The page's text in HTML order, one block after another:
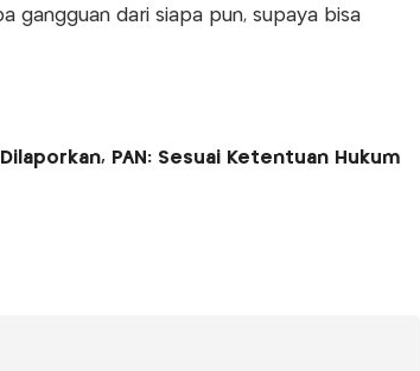
gangguan dari siapa pun, supaya bisa
PAN: Sesuai Ketentuan Hukum